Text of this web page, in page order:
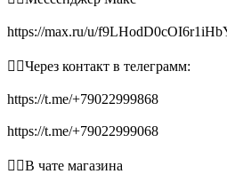
https://max.ru/u/
👉🏻Через контакт в телеграмм:
https://t.me/+79022999868
https://t.me/+79022999068
👉🏻В чате магазина